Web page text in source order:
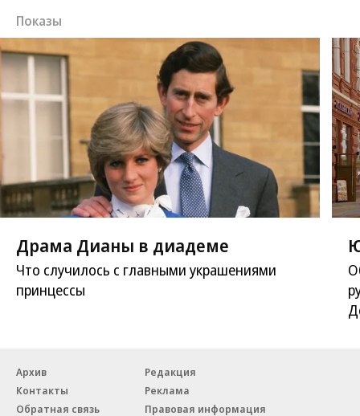
Показы
Драма Дианы в диадеме
Что случилось с главными украшениями
принцессы
Архив
Редакция
Контакты
Реклама
Обратная связь
Правовая информация